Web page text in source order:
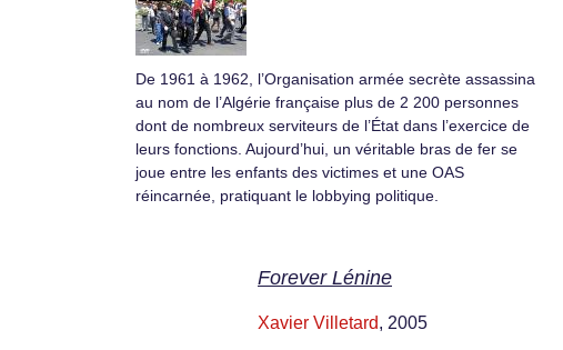
De 1961 à 1962, l’Organisation armée secrète assassina
au nom de l’Algérie française plus de 2 200 personnes
dont de nombreux serviteurs de l’État dans l’exercice de
leurs fonctions. Aujourd’hui, un véritable bras de fer se
joue entre les enfants des victimes et une OAS
réincarnée, pratiquant le lobbying politique.
Forever Lénine
Xavier Villetard, 2005